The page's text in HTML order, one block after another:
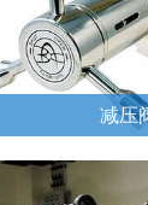
减压